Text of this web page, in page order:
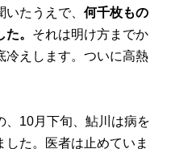
いたうえで、何千枚もの
。 それは明け方までか
冷えします。ついに高熱
、10月下旬、鮎川は病を
た。医者は止めていま